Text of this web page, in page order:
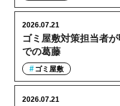
ゴミ屋敷対策担当者
での葛藤
2026.07.21
ゴミ屋敷
2026.07.21